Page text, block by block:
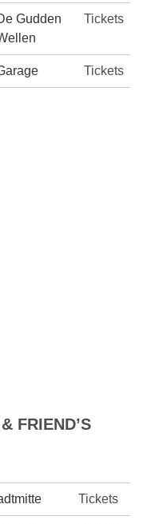
Gudden
Tickets
Tickets
FRIEND’S
Tickets